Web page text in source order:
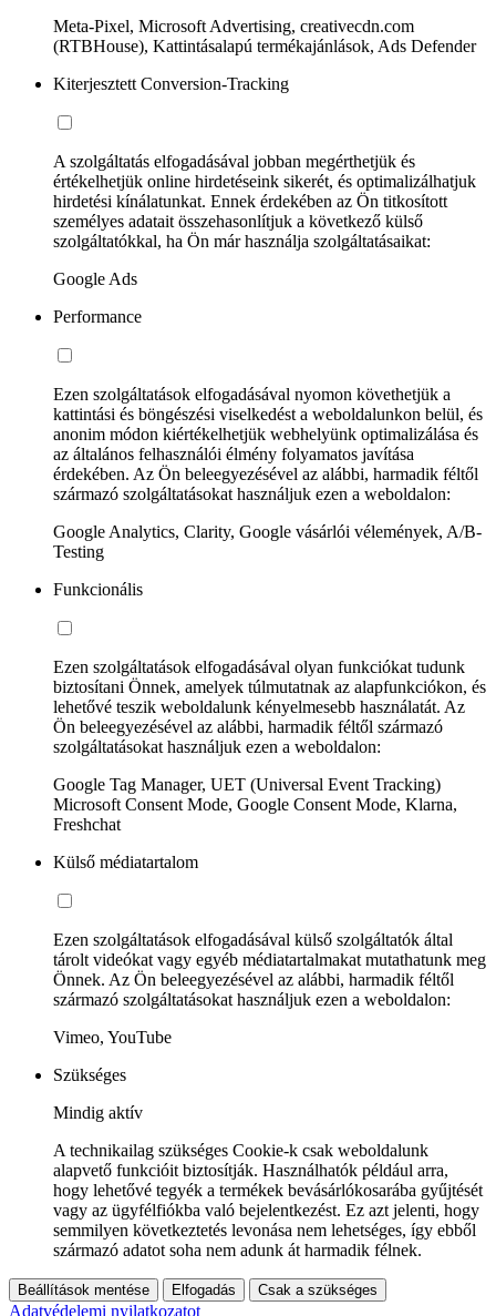
Meta-Pixel, Microsoft Advertising, creativecdn.com
(RTBHouse), Kattintásalapú termékajánlások, Ads Defender
Kiterjesztett Conversion-Tracking
A szolgáltatás elfogadásával jobban megérthetjük és
értékelhetjük online hirdetéseink sikerét, és optimalizálhatjuk
hirdetési kínálatunkat. Ennek érdekében az Ön titkosított
személyes adatait összehasonlítjuk a következő külső
szolgáltatókkal, ha Ön már használja szolgáltatásaikat:
Google Ads
Performance
Ezen szolgáltatások elfogadásával nyomon követhetjük a
kattintási és böngészési viselkedést a weboldalunkon belül, és
anonim módon kiértékelhetjük webhelyünk optimalizálása és
az általános felhasználói élmény folyamatos javítása
érdekében. Az Ön beleegyezésével az alábbi, harmadik féltől
származó szolgáltatásokat használjuk ezen a weboldalon:
Google Analytics, Clarity, Google vásárlói vélemények, A/B-
Testing
Funkcionális
Ezen szolgáltatások elfogadásával olyan funkciókat tudunk
biztosítani Önnek, amelyek túlmutatnak az alapfunkciókon, és
lehetővé teszik weboldalunk kényelmesebb használatát. Az
Ön beleegyezésével az alábbi, harmadik féltől származó
szolgáltatásokat használjuk ezen a weboldalon:
Google Tag Manager, UET (Universal Event Tracking)
Microsoft Consent Mode, Google Consent Mode, Klarna,
Freshchat
Külső médiatartalom
Ezen szolgáltatások elfogadásával külső szolgáltatók által
tárolt videókat vagy egyéb médiatartalmakat mutathatunk meg
Önnek. Az Ön beleegyezésével az alábbi, harmadik féltől
származó szolgáltatásokat használjuk ezen a weboldalon:
Vimeo, YouTube
Szükséges
Mindig aktív
A technikailag szükséges Cookie-k csak weboldalunk
alapvető funkcióit biztosítják. Használhatók például arra,
hogy lehetővé tegyék a termékek bevásárlókosarába gyűjtését
vagy az ügyfélfiókba való bejelentkezést. Ez azt jelenti, hogy
semmilyen következtetés levonása nem lehetséges, így ebből
származó adatot soha nem adunk át harmadik félnek.
Beállítások mentése Elfogadás Csak a szükséges
Adatvédelemi nyilatkozatot